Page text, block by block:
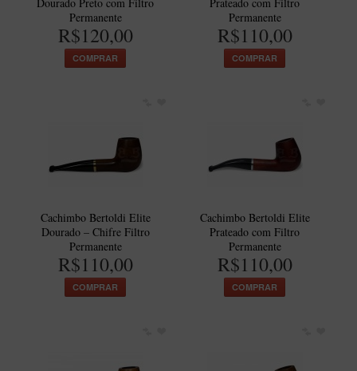
Permanente
R$120,00
COMPRAR
Permanente
R$110,00
COMPRAR
Cachimbo Bertoldi Elite
Dourado – Chifre Filtro
Permanente
R$110,00
COMPRAR
Cachimbo Bertoldi Elite
Prateado com Filtro
Permanente
R$110,00
COMPRAR